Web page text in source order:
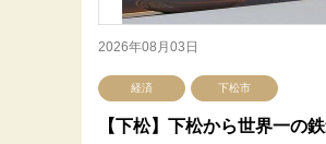
2026年08月03日
経済 下松市
【下松】下松から世界一の